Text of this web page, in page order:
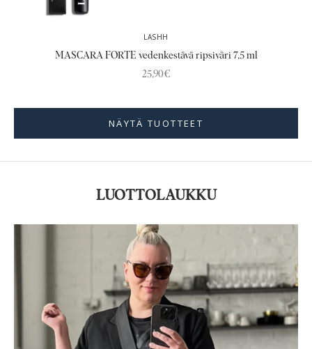
LASHH
MASCARA FORTE vedenkestävä ripsiväri 7,5 ml
Alennushinta
25,90€
NÄYTÄ TUOTTEET
LUOTTOLAUKKU